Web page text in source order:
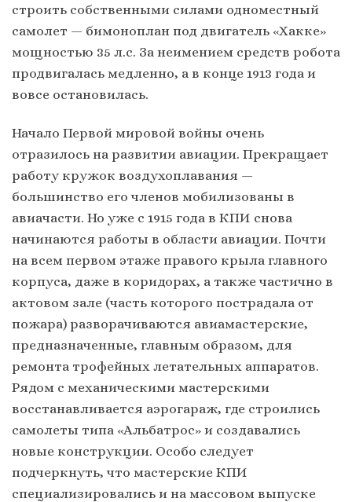
строить собственными силами одноместный
самолет — бимоноплан под двигатель «Хакке»
мощностью 35 л.с. За неимением средств робота
продвигалась медленно, а в конце 1913 года и
вовсе остановилась.
Начало Первой мировой войны очень
отразилось на развитии авиации. Прекращает
работу кружок воздухоплавания —
большинство его членов мобилизованы в
авиачасти. Но уже с 1915 года в КПИ снова
начинаются работы в области авиации. Почти
на всем первом этаже правого крыла главного
корпуса, даже в коридорах, а также частично в
актовом зале (часть которого пострадала от
пожара) разворачиваются авиамастерские,
предназначенные, главным образом, для
ремонта трофейных летательных аппаратов.
Рядом с механическими мастерскими
восстанавливается аэрогараж, где строились
самолеты типа «Альбатрос» и создавались
новые конструкции. Особо следует
подчеркнуть, что мастерские КПИ
специализировались и на массовом выпуске